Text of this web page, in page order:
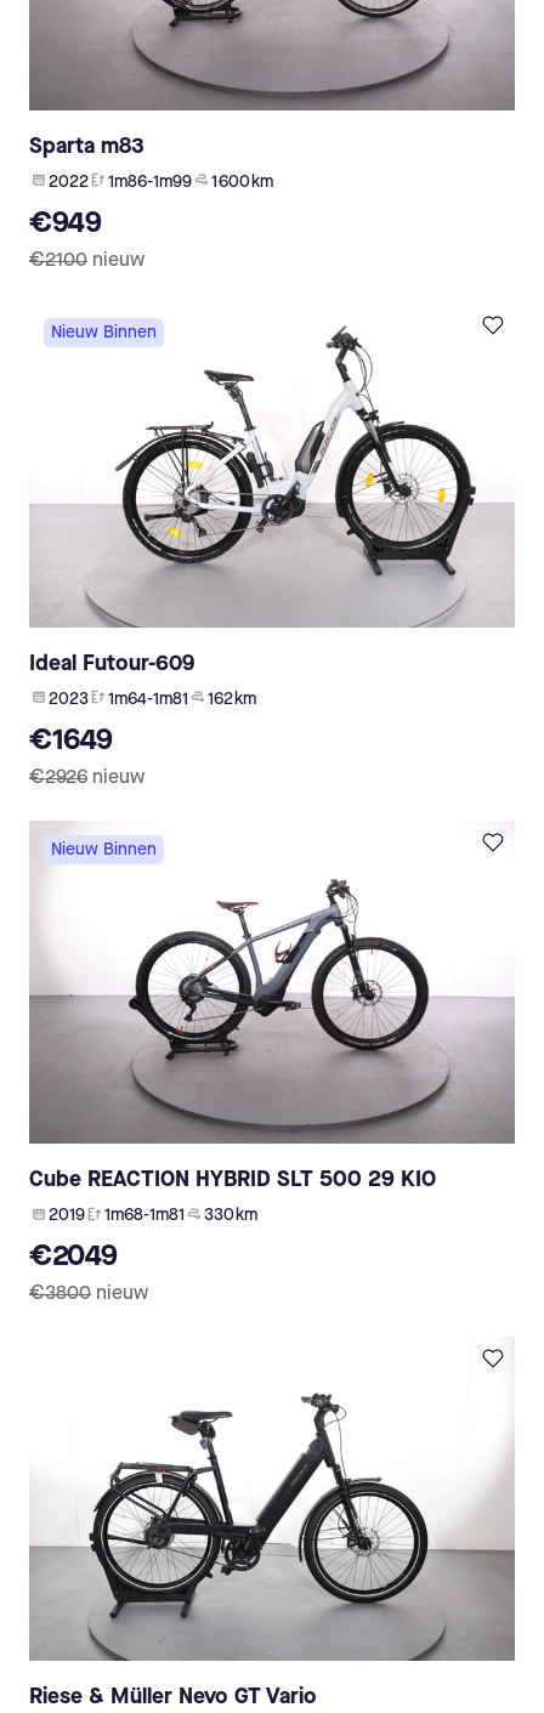
Sparta m83
2022 1m86-1m99 1 600 km
€949
€2100 nieuw
Nieuw Binnen
Ideal Futour-609
2023 1m64-1m81 162 km
€1649
€2926 nieuw
Nieuw Binnen
Cube REACTION HYBRID SLT 500 29 KIO
2019 1m68-1m81 330 km
€2049
€3800 nieuw
Riese & Müller Nevo GT Vario